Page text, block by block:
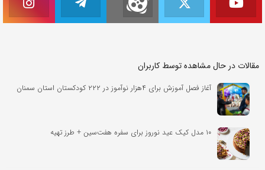
مقالات در حال مشاهده توسط کاربران
آغاز فصل آموزش برای ۴هزار نوآموز در ۲۲۲ کودکستان استان سمنان
۱۰ مدل کیک عید نوروز برای سفره هفت‌سین + طرز تهیه